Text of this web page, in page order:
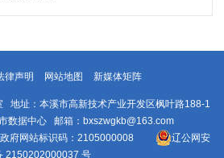
律声明 网站地图 新媒体矩阵
地址：本溪市高新技术产业开发区枫叶路188-1
数据中心 邮箱：bxszwgkb@163.com
网站标识码：2105000008
辽公网安
2150202000037 号